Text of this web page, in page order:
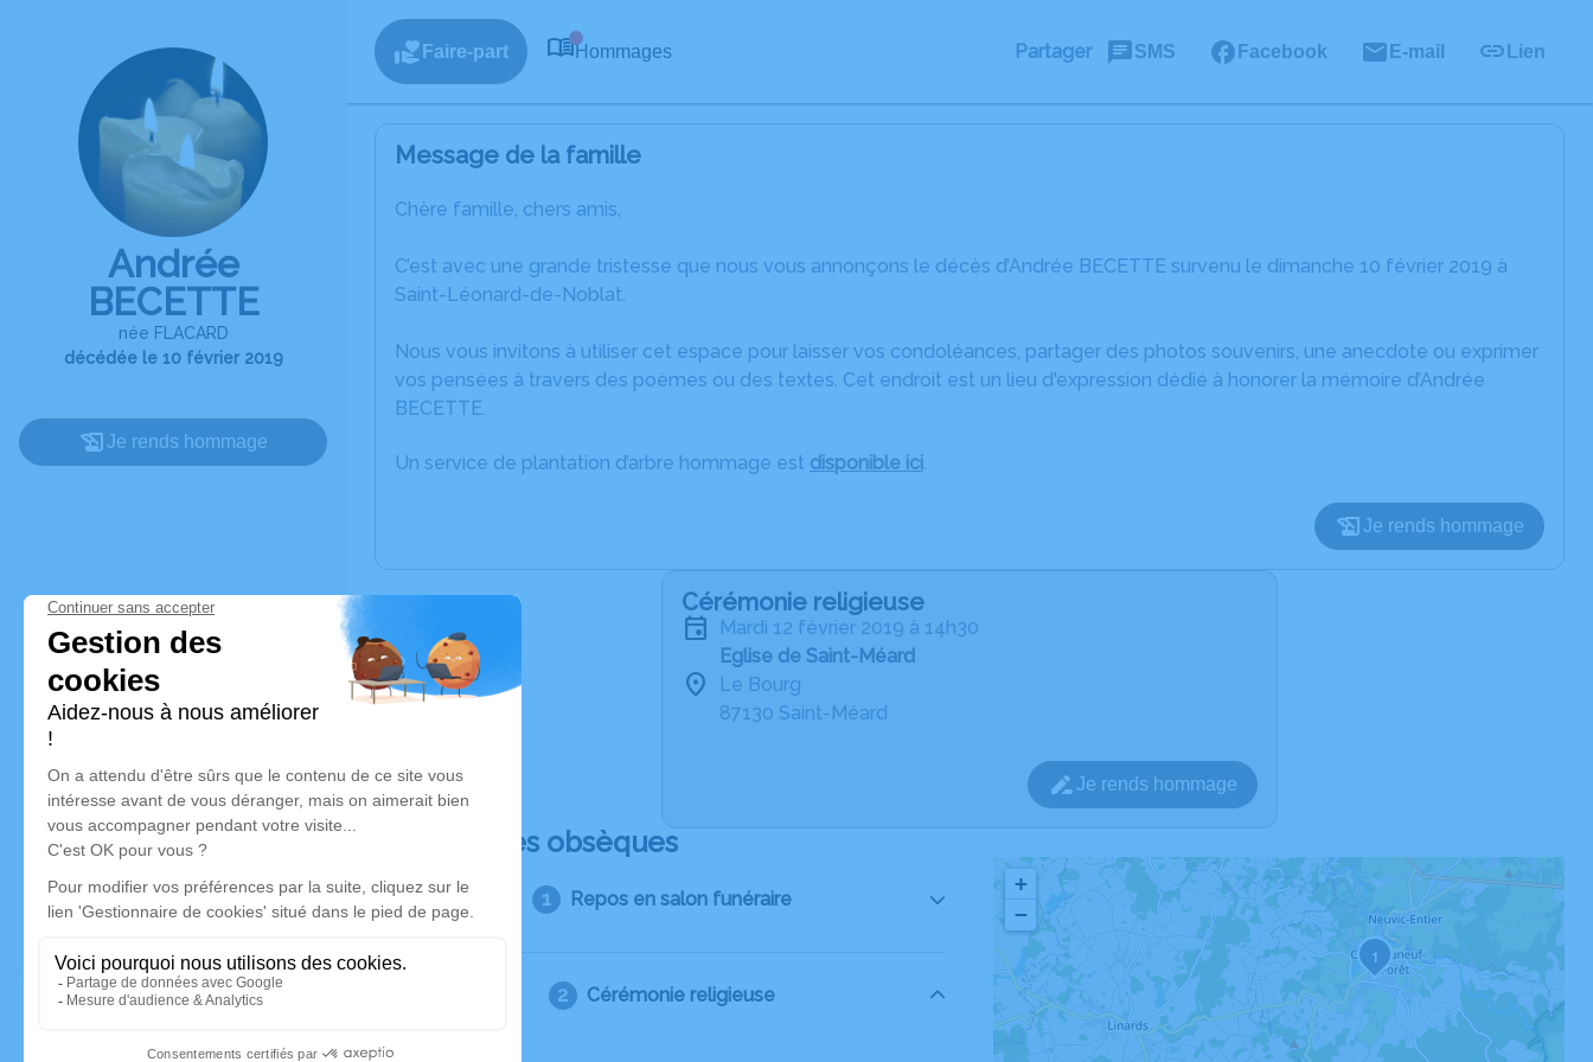
Andrée
BECETTE
née FLACARD
décédée le 10 février 2019
Je rends hommage
Faire-part Hommages Partager SMS Facebook E-mail Lien
Message de la famille
Chère famille, chers amis,
C’est avec une grande tristesse que nous vous annonçons le décès d’Andrée BECETTE survenu le dimanche 10 février 2019 à
Saint-Léonard-de-Noblat.
Nous vous invitons à utiliser cet espace pour laisser vos condoléances, partager des photos souvenirs, une anecdote ou exprimer
vos pensées à travers des poèmes ou des textes. Cet endroit est un lieu d'expression dédié à honorer la mémoire d’Andrée
BECETTE.
Un service de plantation d’arbre hommage est disponible ici.
Je rends hommage
Cérémonie religieuse
mardi 12 février 2019 à 14h30
Eglise de Saint-Méard
Le Bourg
87130 Saint-Méard
Je rends hommage
Déroulé des obsèques
Repos en salon funéraire
Cérémonie religieuse
1
+
−